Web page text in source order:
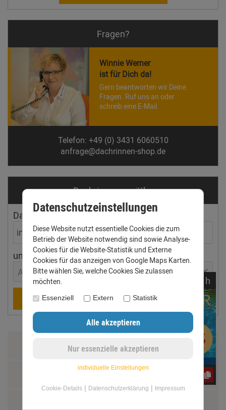
Fragen?
Winnie Werner
ist für Dich da!
Gern beantworten wir Deine
Fragen. Ruf uns an oder
schreib eine E-Mail.
Telefon: +49 (0) 3431 6060510
anfrage@dachrinnen-shop.de
Dachrinnen­ermittler
Dachfläche Dachneigung
ungefährer Ort
Aachen
Berechnen
Zahlung & Versand
h
Datenschutzeinstellungen
Diese Website nutzt essentielle Cookies die zum
Betrieb der Website notwendig sind sowie Analyse-
Cookies für die Website-Statistik und Externe
Cookies für das anzeigen von Google Maps Karten.
Bitte wählen Sie, welche Cookies Sie zulassen
möchten.
Essenziell Extern Statistik
individuelle Einstellungen
Cookie-Details| Datenschutzerklärung | Impressum